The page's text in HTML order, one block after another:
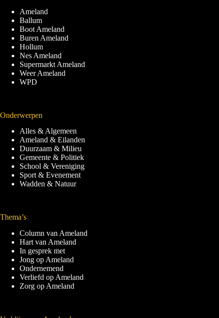
Ameland
Ballum
Boot Ameland
Buren Ameland
Hollum
Nes Ameland
Supermarkt Ameland
Weer Ameland
WPD
Onderwerpen
Alles & Algemeen
Ameland & Eilanden
Duurzaam & Milieu
Gemeente & Politiek
School & Vereniging
Sport & Evenement
Wadden & Natuur
Thema’s
Column van Ameland
Hart van Ameland
In gesprek met
Jong op Ameland
Ondernemend
Verliefd op Ameland
Zorg op Ameland